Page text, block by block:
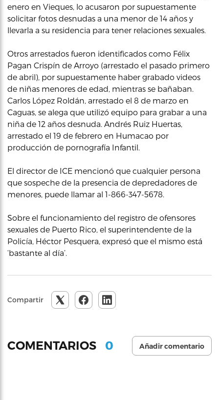
enero en Vieques, lo acusaron por supuestamente
solicitar fotos desnudas a una menor de 14 años y
llevarla a su residencia para tener relaciones sexuales.
Otros arrestados fueron identificados como Félix
Pagan Crispín de Arroyo (arrestado el pasado primero
de abril), por supuestamente haber grabado videos
de niñas menores de edad, mientras se bañaban.
Carlos López Roldán, arrestado el 8 de marzo en
Caguas, se alega que utilizó equipo para grabar a una
niña de 12 años desnuda. Andrés Ruiz Huertas,
arrestado el 19 de febrero en Humacao por
producción de pornografía Infantil.
El director de ICE mencionó que cualquier persona
que sospeche de la presencia de depredadores de
menores, puede llamar al 1-866-347-5678.
Sobre el funcionamiento del registro de ofensores
sexuales de Puerto Rico, el superintendente de la
Policía, Héctor Pesquera, expresó que el mismo está
‘bastante al día’.
Compartir
COMENTARIOS 0 Añadir comentario